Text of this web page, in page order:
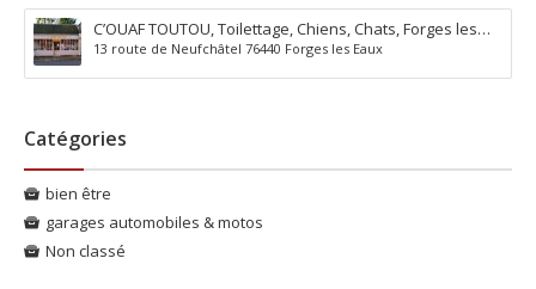
C’OUAF TOUTOU, Toilettage, Chiens, Chats, Forges les
Eaux
13 route de Neufchâtel 76440 Forges les Eaux
Catégories
bien être
garages automobiles & motos
Non classé